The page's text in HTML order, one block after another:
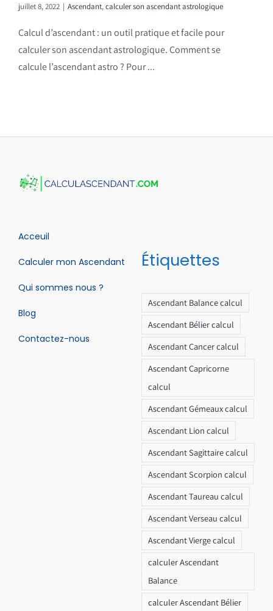
juillet 8, 2022 | Ascendant,calculer son ascendant astrologique
Calcul d’ascendant : un outil pratique et facile pour
calculer son ascendant astrologique. Comment se
calcule l’ascendant astro ? Pour ...
Acceuil
Calculer mon Ascendant
Qui sommes nous ?
Blog
Contactez-nous
Étiquettes
Ascendant Balance calcul
Ascendant Bélier calcul
Ascendant Cancer calcul
Ascendant Capricorne
calcul
Ascendant Gémeaux calcul
Ascendant Lion calcul
Ascendant Sagittaire calcul
Ascendant Scorpion calcul
Ascendant Taureau calcul
Ascendant Verseau calcul
Ascendant Vierge calcul
calculer Ascendant
Balance
calculer Ascendant Bélier